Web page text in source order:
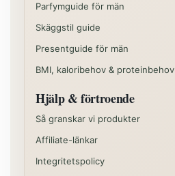
Parfymguide för män
Skäggstil guide
Presentguide för män
BMI, kaloribehov & proteinbehov
Hjälp & förtroende
Så granskar vi produkter
Affiliate-länkar
Integritetspolicy